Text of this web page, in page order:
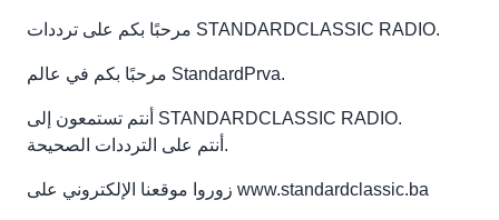
مرحبًا بكم على ترددات STANDARDCLASSIC RADIO.
مرحبًا بكم في عالم StandardPrva.
أنتم تستمعون إلى STANDARDCLASSIC RADIO.
أنتم على الترددات الصحيحة.
زوروا موقعنا الإلكتروني على www.standardclassic.ba